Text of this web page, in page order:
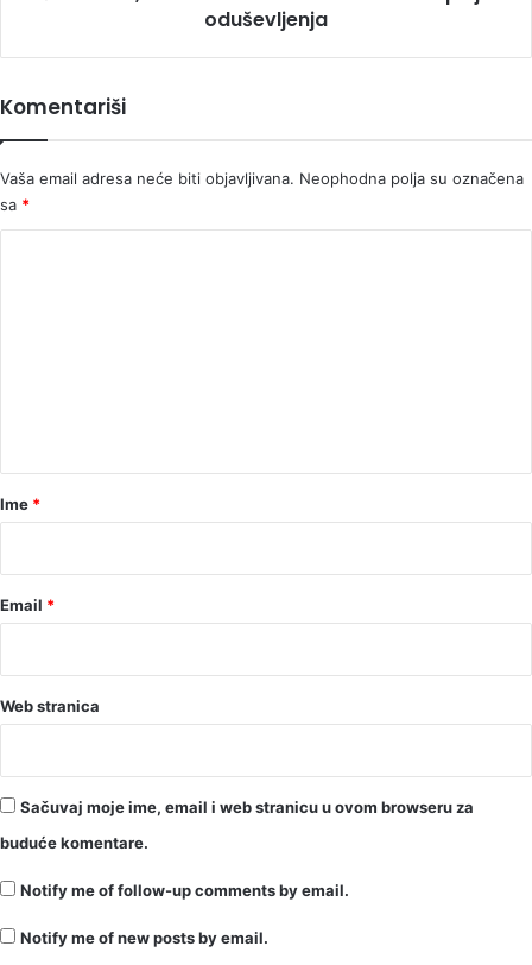
za
oduševljenja
oduševljenja
Komentariši
Vaša email adresa neće biti objavljivana. Neophodna polja su označena
sa *
rIme *
Email *
Web stranica
Sačuvaj moje ime, email i web stranicu u ovom browseru za
buduće komentare.
Notify me of follow-up comments by email.
Notify me of new posts by email.